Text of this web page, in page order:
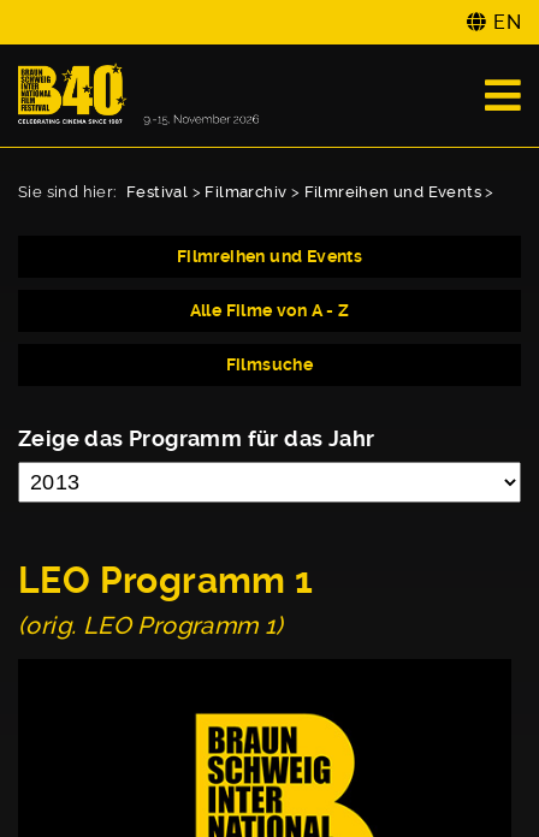
EN
Sie sind hier: Festival > Filmarchiv > Filmreihen und Events >
Filmreihen und Events
Alle Filme von A - Z
Filmsuche
Zeige das Programm für das Jahr
LEO Programm 1
(orig. LEO Programm 1)